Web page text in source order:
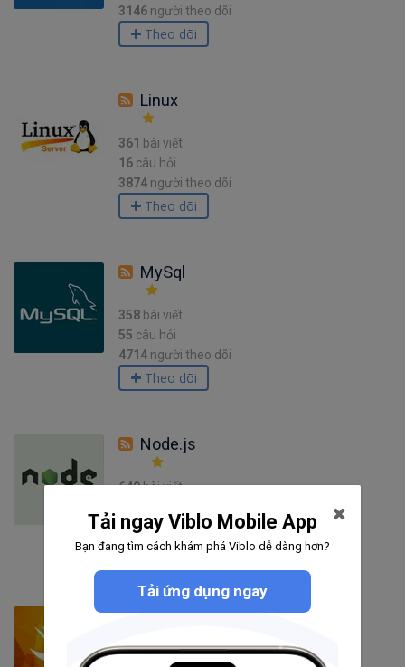
3146 người theo dõi
Theo dõi
Linux
361 bài viết
16 câu hỏi
3874 người theo dõi
Theo dõi
MySql
358 bài viết
55 câu hỏi
4714 người theo dõi
Theo dõi
Node.js
649bài viết
5285người theo dõi
Theo dõi
Swift
1138bài viết
Tải ngay Viblo Mobile App
Bạn đang tìm cách khám phá Viblo dễ dàng hơn?
Tải ứng dụng ngay